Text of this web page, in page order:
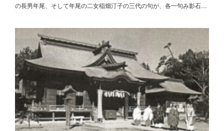
の長男年尾、そして年尾の二女稲畑汀子の三代の句が、各一句み影石…